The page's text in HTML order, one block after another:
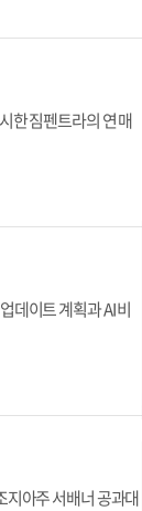
한 짐펜트라의 연 매
데이트 계획과 AI 비
지아주 서배너 공과대